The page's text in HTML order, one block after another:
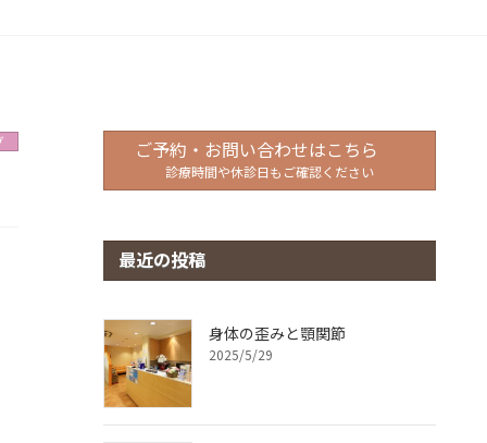
ご予約・お問い合わせはこちら
診療時間や休診日もご確認ください
最近の投稿
身体の歪みと顎関節
2025/5/29